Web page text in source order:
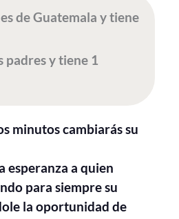
de Guatemala y tiene
padres y tiene 1
minutos cambiarás su
esperanza a quien
para siempre su
la oportunidad de